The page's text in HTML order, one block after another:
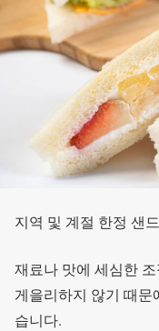
지역 및 계절 한정 샌
재료나 맛에 세심한
게을리하지 않기 때문
습니다.